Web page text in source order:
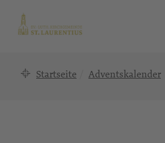
Startseite Adventskalender